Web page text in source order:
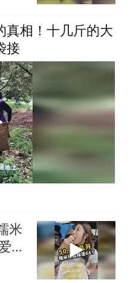
真相！十几斤的大
接
米
好